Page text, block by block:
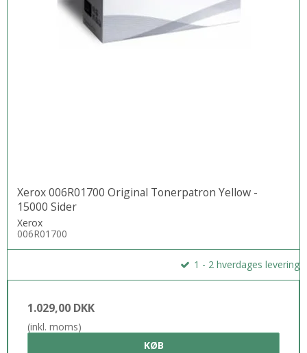
Xerox 006R01700 Original Tonerpatron Yellow -
15000 Sider
Xerox
006R01700
1 - 2 hverdages levering
1.029,00 DKK
(inkl. moms)
KØB